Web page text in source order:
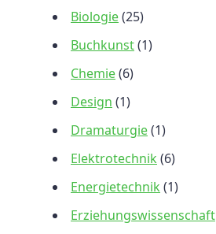
Biologie(25)
Buchkunst(1)
Chemie(6)
Design (1)
Dramaturgie(1)
Elektrotechnik (6)
Energietechnik (1)
Erziehungswissenschaft